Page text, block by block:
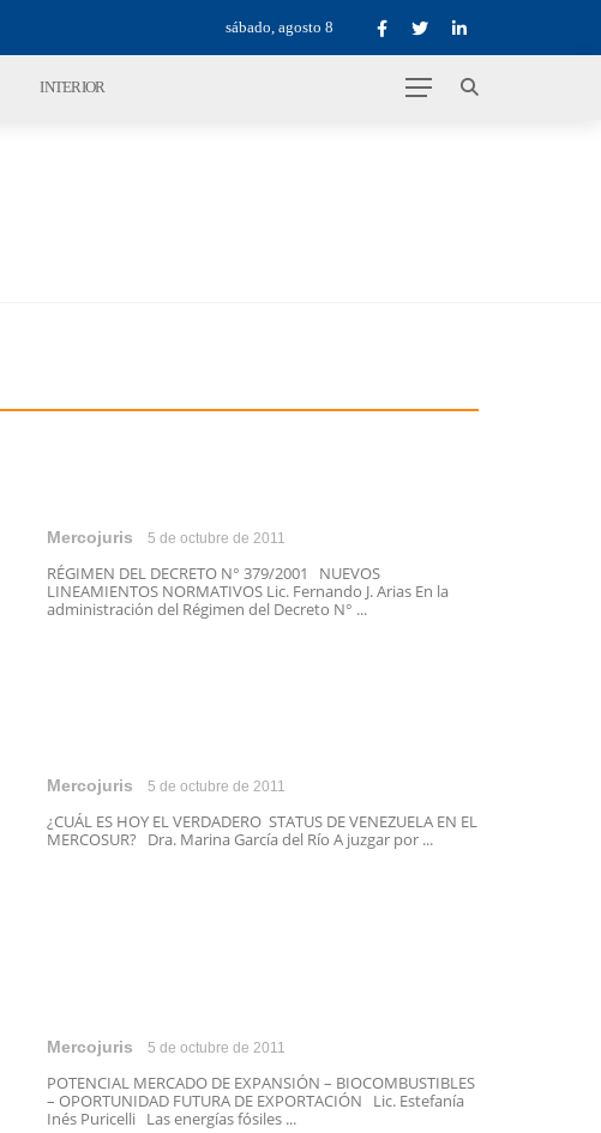
sábado, agosto 8
INTERIOR
Mercojuris 5 de octubre de 2011
RÉGIMEN DEL DECRETO N° 379/2001 NUEVOS
LINEAMIENTOS NORMATIVOS Lic. Fernando J. Arias En la
administración del Régimen del Decreto N° ...
Mercojuris 5 de octubre de 2011
¿CUÁL ES HOY EL VERDADERO STATUS DE VENEZUELA EN EL
MERCOSUR? Dra. Marina García del Río A juzgar por ...
Mercojuris 5 de octubre de 2011
POTENCIAL MERCADO DE EXPANSIÓN – BIOCOMBUSTIBLES
– OPORTUNIDAD FUTURA DE EXPORTACIÓN Lic. Estefanía
Inés Puricelli Las energías fósiles ...